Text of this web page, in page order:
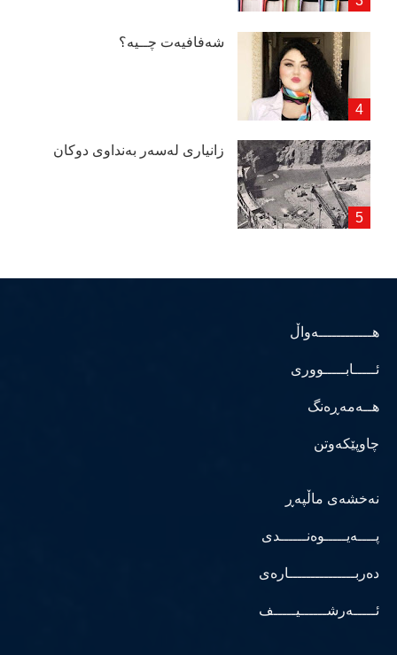
شەفافیەت چــیە؟
زانیاری لەسەر بەنداوی دوكان
هــــــــــــەواڵ
ئـــــابـــــووری
هــەمەڕەنگ
چاوپێکەوتن
نەخشەی ماڵپەڕ
پــــەیـــــوەنــــــدی
دەربـــــــــــــــارەی
ئـــــەرشــــــیـــــف